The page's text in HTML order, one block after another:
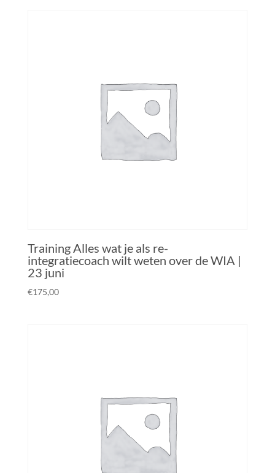
Training Alles wat je als re-
integratiecoach wilt weten over de WIA |
23 juni
€175,00